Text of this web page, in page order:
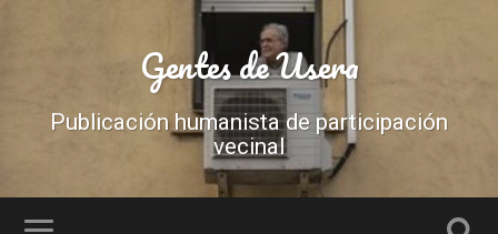
Gentes de Usera
Publicación humanista de participación
vecinal